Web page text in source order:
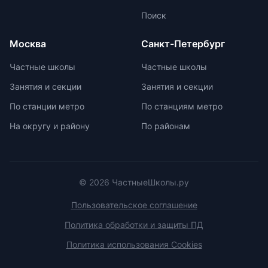
Поиск
Москва
Частные школы
Занятия и секции
По станции метро
На округу и району
Санкт-Петербург
Частные школы
Занятия и секции
По станциям метро
По районам
© 2026 ЧастныеШколы.ру
Пользовательское соглашение
Политика обработки и защиты ПД
Политика использования Cookies